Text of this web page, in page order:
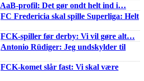
AaB-profil: Det gør ondt helt ind i…
FC Fredericia skal spille Superliga: Helt
FCK-spiller før derby: Vi vil gøre alt…
Antonio Rüdiger: Jeg undskylder til
FCK-komet slår fast: Vi skal være